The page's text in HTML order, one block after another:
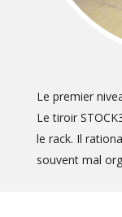
Le premier
Le tiroir
le rack. Il
souvent mal